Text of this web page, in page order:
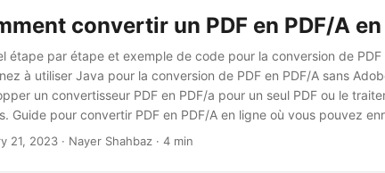
convertir un PDF en PDF/A
étape par étape et exemple de code pour la conversion de PDF
à utiliser Java pour la conversion de PDF en PDF/A sans
un convertisseur PDF en PDF/a pour un seul PDF ou le
Guide pour convertir PDF en PDF/A en ligne où vous pouvez
PDF/A-1b en utilisant Java. Notre guide facilite la conversion de
21, 2023 · Nayer Shahbaz · 4 min